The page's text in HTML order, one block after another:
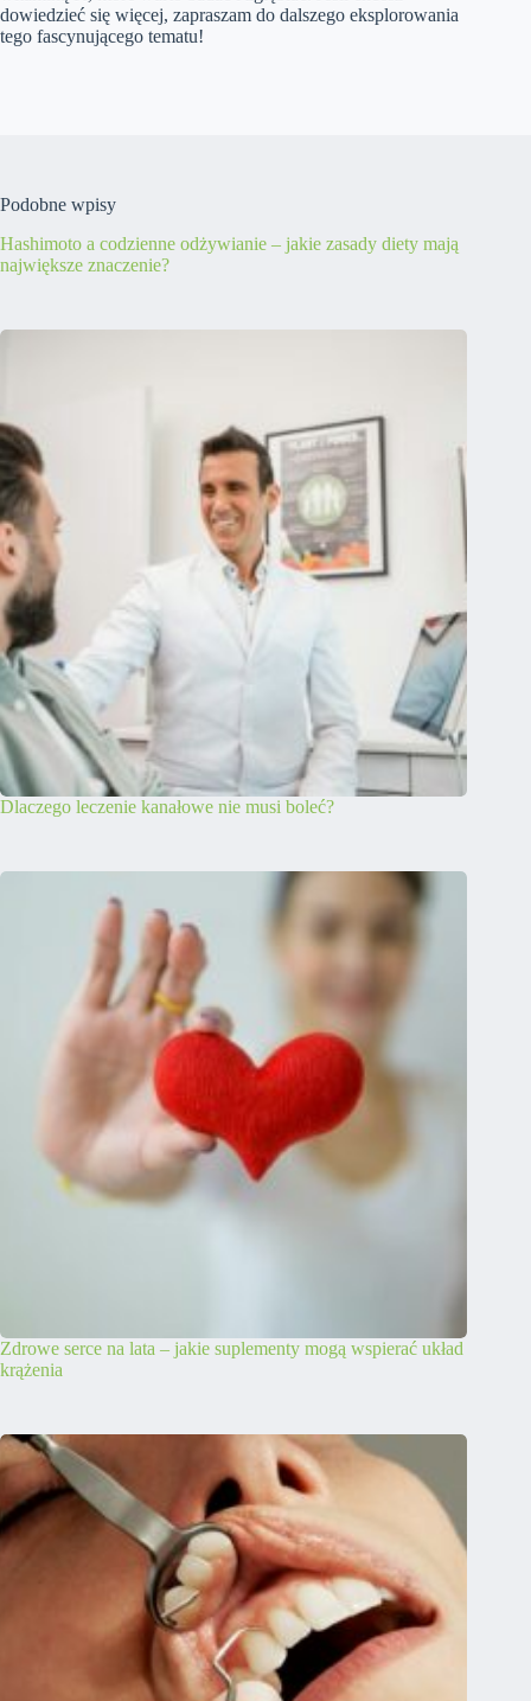
dowiedzieć się więcej, zapraszam do dalszego eksplorowania
tego fascynującego tematu!
Podobne wpisy
Hashimoto a codzienne odżywianie – jakie zasady diety mają
największe znaczenie?
Dlaczego leczenie kanałowe nie musi boleć?
Zdrowe serce na lata – jakie suplementy mogą wspierać układ
krążenia